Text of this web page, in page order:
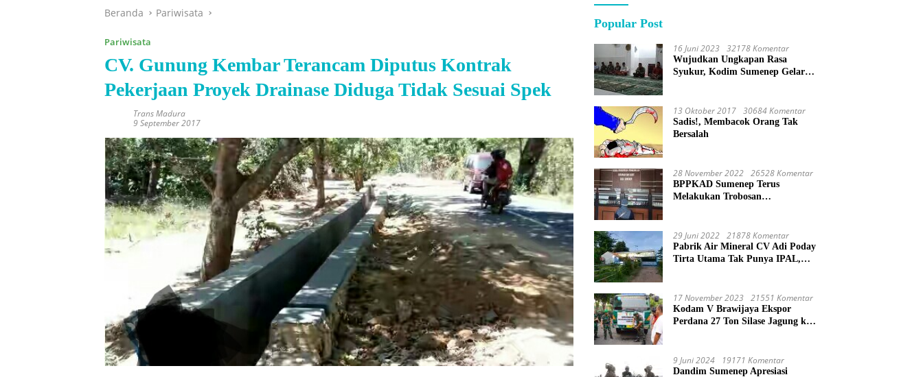
Beranda Pariwisata
Pariwisata
CV. Gunung Kembar Terancam Diputus Kontrak
Pekerjaan Proyek Drainase Diduga Tidak Sesuai Spek
Trans Madura
9 September 2017
Popular Post
16 Juni 2023 32178 Komentar
Wujudkan Ungkapan Rasa
Syukur, Kodim Sumenep Gelar
13 Oktober 2017 30684 Komentar
Sadis!, Membacok Orang Tak
Bersalah
28 November 2022 26528 Komentar
BPPKAD Sumenep Terus
Melakukan Trobosan
29 Juni 2022 21878 Komentar
Pabrik Air Mineral CV Adi Poday
Tirta Utama Tak Punya IPAL,
17 November 2023 21551 Komentar
Kodam V Brawijaya Ekspor
Perdana 27 Ton Silase Jagung ke
9 Juni 2024 19171 Komentar
Dandim Sumenep Apresiasi